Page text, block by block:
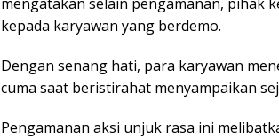
kepada karyawan yang berdemo.
Dengan senang hati, para karyawan
cuma saat beristirahat menyampaikan
Pengamanan aksi unjuk rasa ini